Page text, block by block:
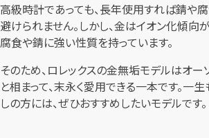
高級時計であっても、長年使用すれば錆や
避けられません。しかし、金はイオン化傾向
腐食や錆に強い性質を持っています。
そのため、ロレックスの金無垢モデルはオー
と相まって、末永く愛用できる一本です。一
しの方には、ぜひおすすめしたいモデルです。